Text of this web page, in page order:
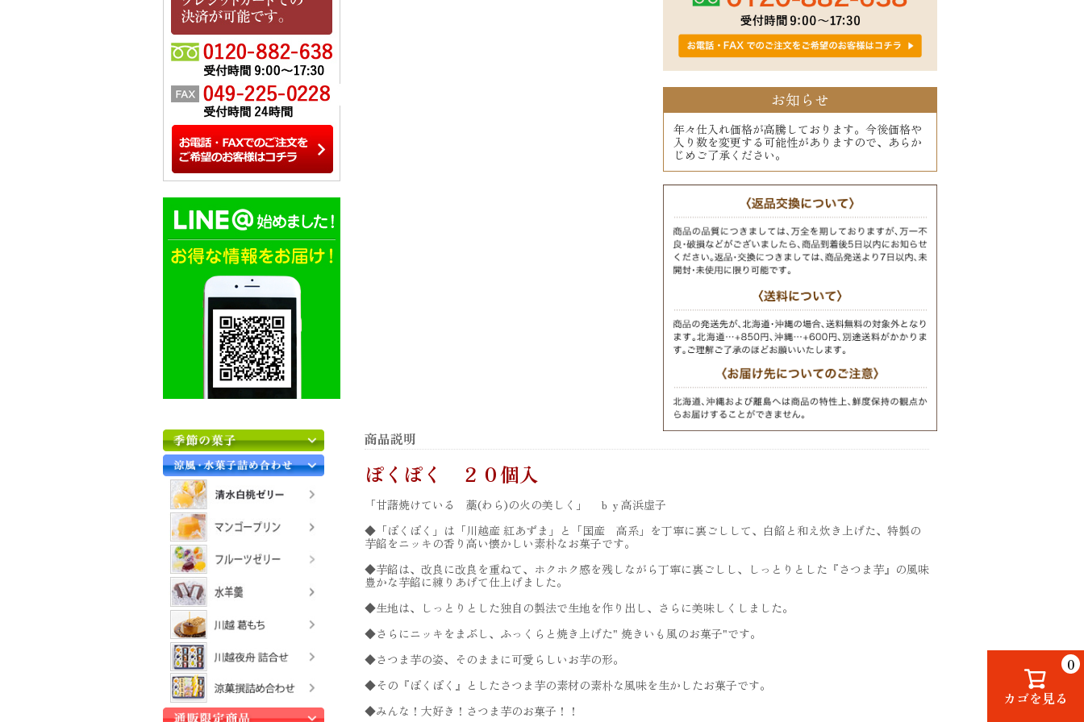
カゴを見る
0
お知らせ
年々仕入れ価格が高騰しております。今後価格や
入り数を変更する可能性がありますので、あらか
じめご了承ください。
商品説明
ぽくぽく ２０個入
「甘藷焼けている 藁(わら)の火の美しく」 ｂｙ高浜虚子
◆「ぽくぽく」は「川越産 紅あずま」と「国産 高系」を丁寧に裏ごしして、白餡と和え炊き上げた、特製の
芋餡をニッキの香り高い懐かしい素朴なお菓子です。
◆芋餡は、改良に改良を重ねて、ホクホク感を残しながら丁寧に裏ごしし、しっとりとした『さつま芋』の風味
豊かな芋餡に練りあげて仕上げました。
◆生地は、しっとりとした独自の製法で生地を作り出し、さらに美味しくしました。
◆さらにニッキをまぶし、ふっくらと焼き上げた" 焼きいも風のお菓子"です。
◆さつま芋の姿、そのままに可愛らしいお芋の形。
◆その『ぽくぽく』としたさつま芋の素材の素朴な風味を生かしたお菓子です。
◆みんな！大好き！さつま芋のお菓子！！